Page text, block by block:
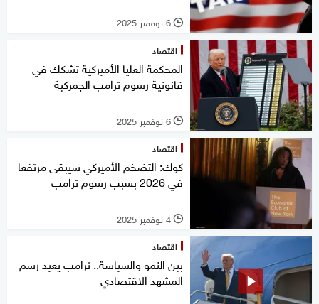
l 6 نوفمبر 2025
اقتصاد
المحكمة العليا الأميركية تشكك في
قانونية رسوم ترامب الجمركية
l 6 نوفمبر 2025
اقتصاد
كوك: التضخم الأميركي سيبقى مرتفعا
في 2026 بسبب رسوم ترامب
l 4 نوفمبر 2025
اقتصاد
بين النمو والسياسة.. ترامب يعيد رسم
المشهد الاقتصادي